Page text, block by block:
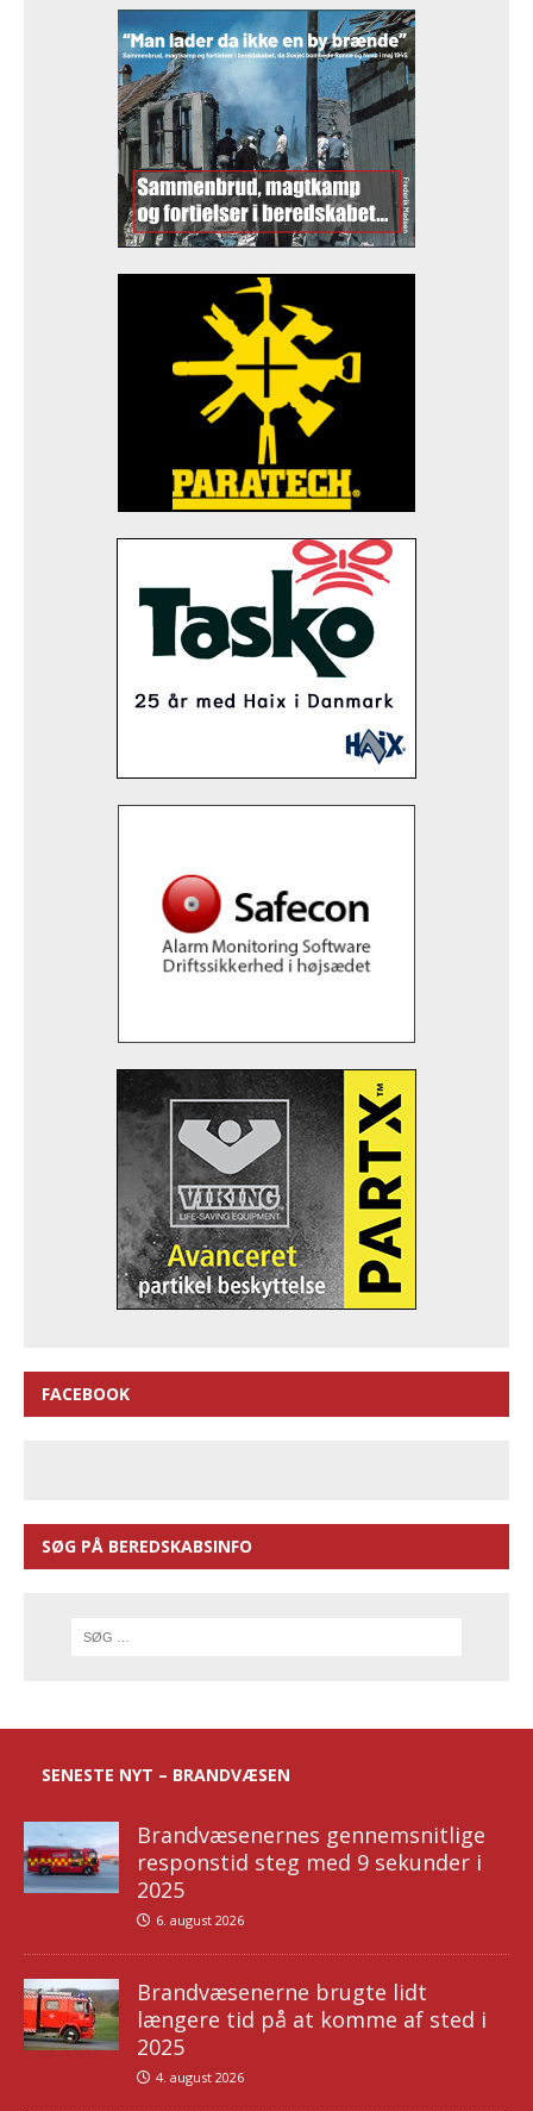
FACEBOOK
SØG PÅ BEREDSKABSINFO
SENESTE NYT – BRANDVÆSEN
Brandvæsenernes gennemsnitlige
responstid steg med 9 sekunder i
2025
6. august 2026
Brandvæsenerne brugte lidt
længere tid på at komme af sted i
2025
4. august 2026